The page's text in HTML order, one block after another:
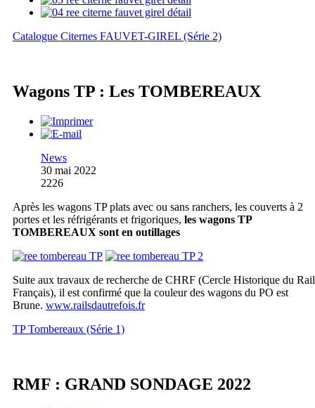
Catalogue Citernes FAUVET-GIREL (Série 2)
Wagons TP : Les TOMBEREAUX
News
30 mai 2022
2226
Après les wagons TP plats avec ou sans ranchers, les couverts à 2
portes et les réfrigérants et frigoriques, les wagons TP
TOMBEREAUX sont en outillages
Suite aux travaux de recherche de CHRF (Cercle Historique du Rail
Français), il est confirmé que la couleur des wagons du PO est
Brune. www.railsdautrefois.fr
TP Tombereaux (Série 1)
RMF : GRAND SONDAGE 2022